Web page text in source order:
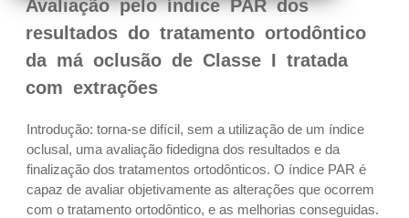
Avaliação pelo índice PAR dos
resultados do tratamento ortodôntico
da má oclusão de Classe I tratada
com extrações
Introdução: torna-se difícil, sem a utilização de um índice
oclusal, uma avaliação fidedigna dos resultados e da
finalização dos tratamentos ortodônticos. O índice PAR é
capaz de avaliar objetivamente as alterações que ocorrem
com o tratamento ortodôntico, e as melhorias conseguidas.